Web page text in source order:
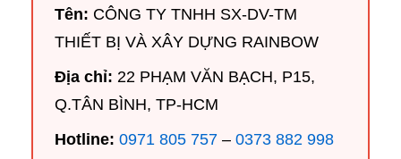
Tên: CÔNG TY TNHH SX-DV-TM
THIẾT BỊ VÀ XÂY DỰNG RAINBOW
Địa chỉ: 22 PHẠM VĂN BẠCH, P15,
Q.TÂN BÌNH, TP-HCM
Hotline: 0971 805 757 – 0373 882 998